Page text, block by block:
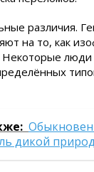
различия.
на то, как
Некоторые
дикой